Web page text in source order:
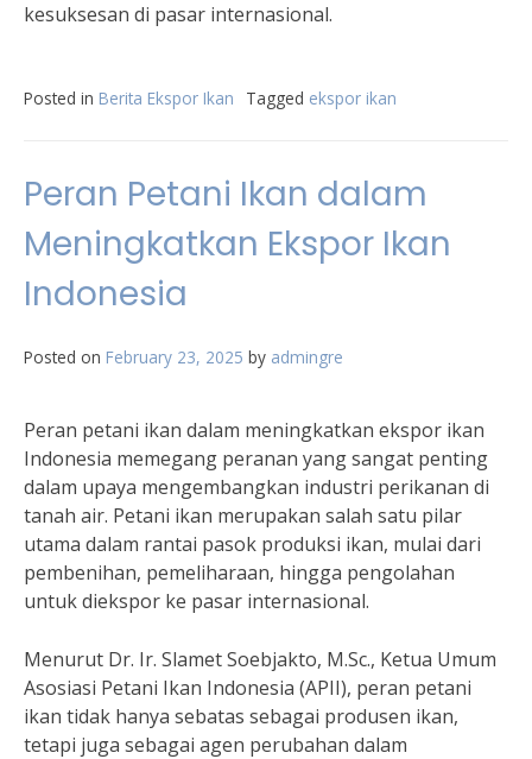
kesuksesan di pasar internasional.
Posted in Berita Ekspor Ikan Tagged ekspor ikan
Peran Petani Ikan dalam
Meningkatkan Ekspor Ikan
Indonesia
Posted on February 23, 2025 by admingre
Peran petani ikan dalam meningkatkan ekspor ikan
Indonesia memegang peranan yang sangat penting
dalam upaya mengembangkan industri perikanan di
tanah air. Petani ikan merupakan salah satu pilar
utama dalam rantai pasok produksi ikan, mulai dari
pembenihan, pemeliharaan, hingga pengolahan
untuk diekspor ke pasar internasional.
Menurut Dr. Ir. Slamet Soebjakto, M.Sc., Ketua Umum
Asosiasi Petani Ikan Indonesia (APII), peran petani
ikan tidak hanya sebatas sebagai produsen ikan,
tetapi juga sebagai agen perubahan dalam